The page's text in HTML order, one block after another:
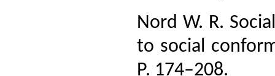
Nord W. R.
to social
Р. 174–208.